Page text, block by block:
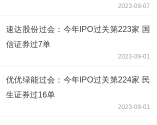
2023-09-07
速达股份过会：今年IPO过关第223家 国
信证券过7单
2023-09-01
优优绿能过会：今年IPO过关第224家 民
生证券过16单
2023-09-01